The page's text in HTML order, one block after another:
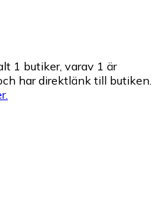
1 butiker, varav 1 är
har direktlänk till butiken.